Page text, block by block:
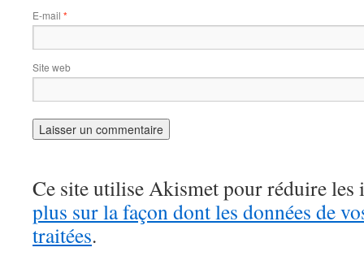
E-mail *
Site web
Ce site utilise Akismet pour réduire les
plus sur la façon dont les données de
traitées.